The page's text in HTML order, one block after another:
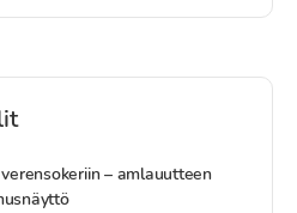
– amlauutteen